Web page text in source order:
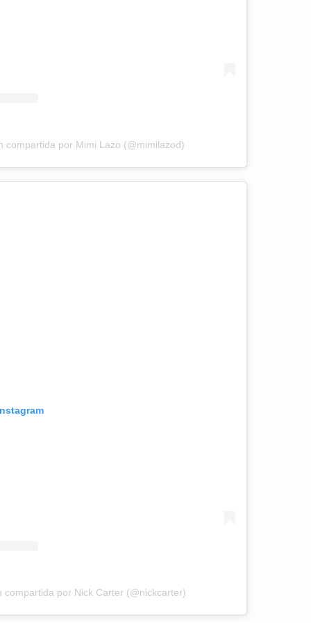
compartida por Mimi Lazo (@mimilazod)
compartida por Nick Carter (@nickcarter)